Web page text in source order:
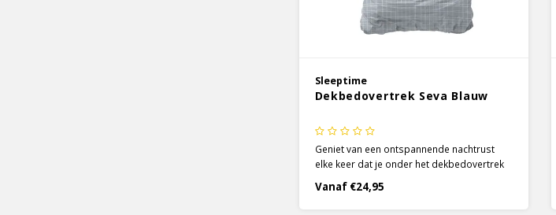
Sleeptime
Dekbedovertrek Seva Blauw
Geniet van een ontspannende nachtrust
elke keer dat je onder het dekbedovertrek
geeft het dekbedovertrek een uitstraling
die warm en knus is, en het flanel voegt
Vanaf €24,95